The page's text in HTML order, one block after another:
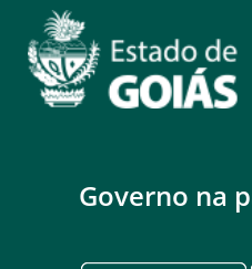
Governo na